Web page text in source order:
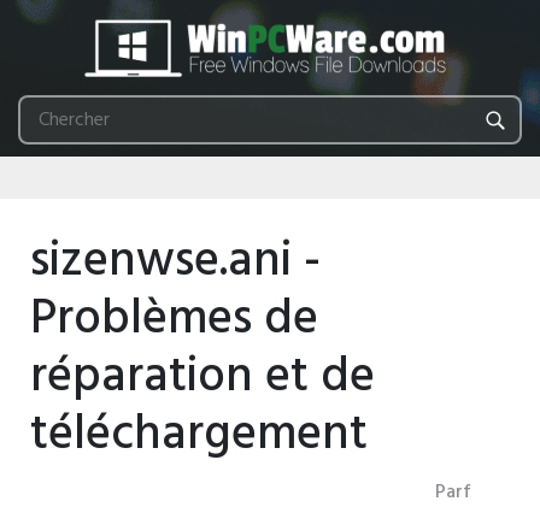
sizenwse.ani -
Problèmes de
réparation et de
téléchargement
Parf